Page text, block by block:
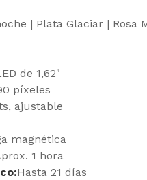
| Plata Glaciar | Rosa
de 1,62"
píxeles
ajustable
magnética
1 hora
Hasta 21 días